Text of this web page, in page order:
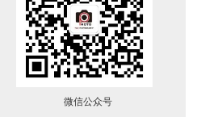
微信公众号